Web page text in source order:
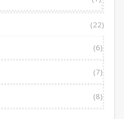
(22)
(6)
(7)
(8)